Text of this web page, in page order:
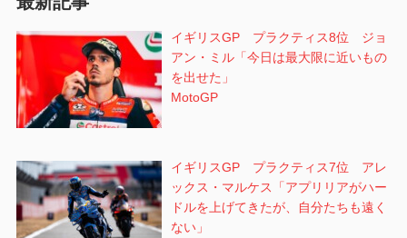
ン
イギリスGP プラクティス8位 ジョ
アン・ミル「今日は最大限に近いもの
を出せた」
MotoGP
イギリスGP プラクティス7位 アレ
ックス・マルケス「アプリリアがハー
ドルを上げてきたが、自分たちも遠く
ない」